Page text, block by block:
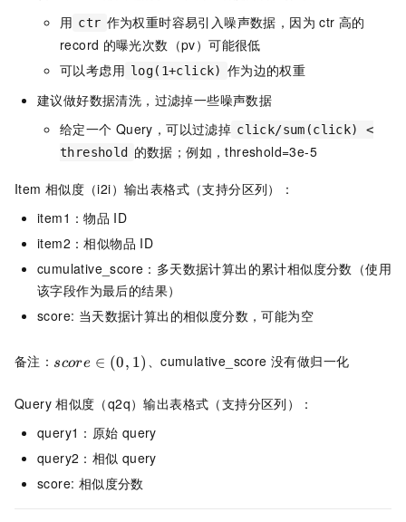
用 ctr 作为权重时容易引入噪声数据，因为 ctr 高的
record 的曝光次数（pv）可能很低
可以考虑用 log(1+click) 作为边的权重
建议做好数据清洗，过滤掉一些噪声数据
给定一个 Query，可以过滤掉 click/sum(click) <
threshold
的数据；例如，threshold=3e-5
Item 相似度（i2i）输出表格式（支持分区列）：
item1：物品 ID
item2：相似物品 ID
cumulative_score：多天数据计算出的累计相似度分数（使用
该字段作为最后的结果）
score: 当天数据计算出的相似度分数，可能为空
备注： score ∈ (0, 1) 、cumulative_score 没有做归一化
Query 相似度（q2q）输出表格式（支持分区列）：
query1：原始 query
query2：相似 query
score: 相似度分数